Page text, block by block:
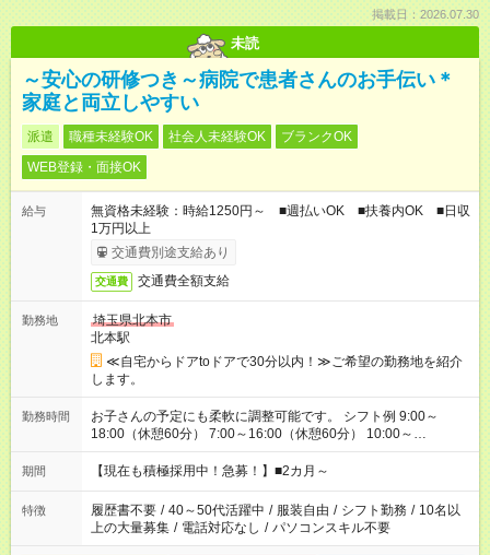
掲載日：2026.07.30
未読
～安心の研修つき～病院で患者さんのお手伝い＊
家庭と両立しやすい
派遣 職種未経験OK 社会人未経験OK
ブランクOK
WEB登録・面接OK
給与
無資格未経験：時給1250円～ ■週払いOK ■扶養内OK ■日収
1万円以上
交通費別途支給あり
交通費 交通費全額支給
勤務地
埼玉県北本市
北本駅
≪自宅からドアtoドアで30分以内！≫ご希望の勤務地を紹介
します。
勤務時間
お子さんの予定にも柔軟に調整可能です。 シフト例 9:00～
18:00（休憩60分） 7:00～16:00（休憩60分） 10:00～
19:00（休憩60分） ※Wワーク希望の方へ 今ご覧のお仕事で希
望する勤務時間と、もう1つのお仕事の勤務時間の合計が 週40
期間 【現在も積極採用中！急募！】■2カ月～
特徴 履歴書不要 / 40～50代活躍中 / 服装自由 / シフト勤務 / 10名以
上の大量募集 / 電話対応なし / パソコンスキル不要